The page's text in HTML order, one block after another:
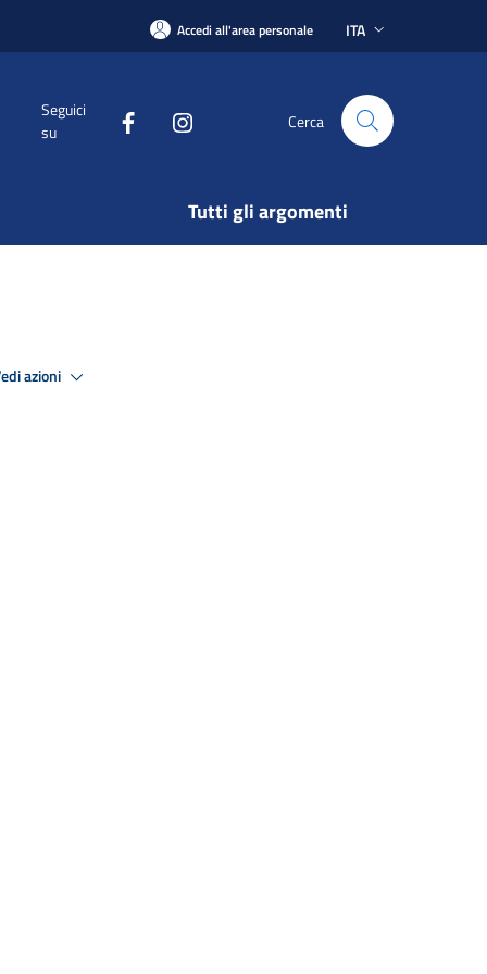
Accedi all'area personale ITA
Seguici
su
Cerca
Tutti gli argomenti
azioni